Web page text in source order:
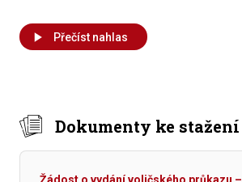
Přečíst nahlas
Dokumenty ke stažení